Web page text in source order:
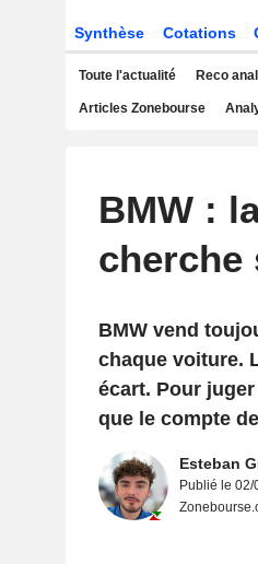
Synthèse Cotations
Toute l'actualité Reco
Articles Zonebourse
BMW :
cherche
BMW vend
chaque voiture.
écart. Pour
que le compte
Esteban
Publié le